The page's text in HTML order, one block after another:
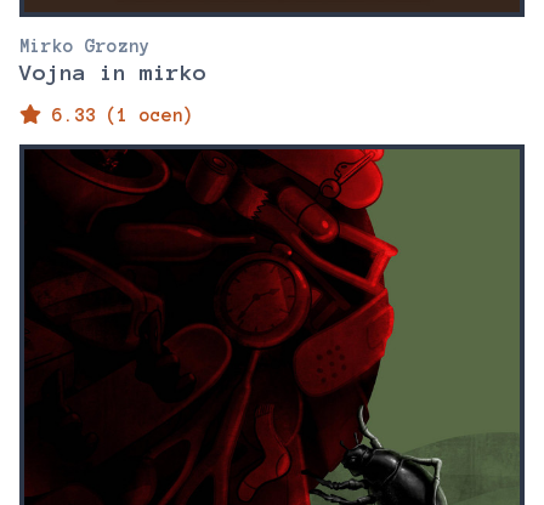
Mirko Grozny
Vojna in mirko
6.33 (1 ocen)